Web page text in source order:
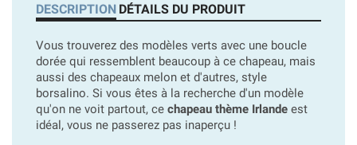
DESCRIPTION DÉTAILS DU PRODUIT
Vous trouverez des modèles verts avec une boucle
dorée qui ressemblent beaucoup à ce chapeau, mais
aussi des chapeaux melon et d'autres, style
borsalino. Si vous êtes à la recherche d'un modèle
qu'on ne voit partout, ce chapeau thème Irlande est
idéal, vous ne passerez pas inaperçu !